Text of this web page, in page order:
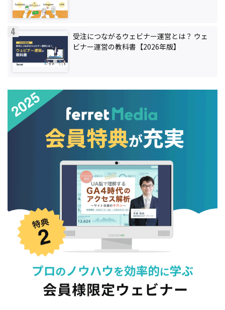
受注につながるウェビナー運営とは？ ウェ
ビナー運営の教科書【2026年版】